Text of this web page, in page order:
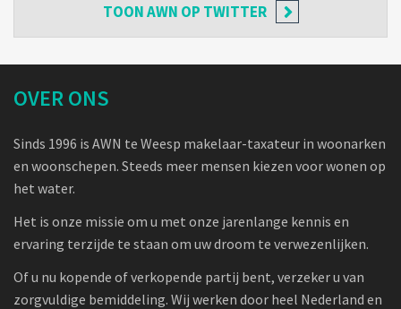
TOONAWN OP TWITTER
OVER ONS
Sinds 1996 is AWN te Weesp makelaar-taxateur in woonarken
en woonschepen. Steeds meer mensen kiezen voor wonen op
het water.
Het is onze missie om u met onze jarenlange kennis en
ervaring terzijde te staan om uw droom te verwezenlijken.
Of u nu kopende of verkopende partij bent, verzeker u van
zorgvuldige bemiddeling. Wij werken door heel Nederland en